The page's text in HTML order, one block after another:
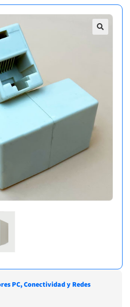
PC,Conectividad y Redes